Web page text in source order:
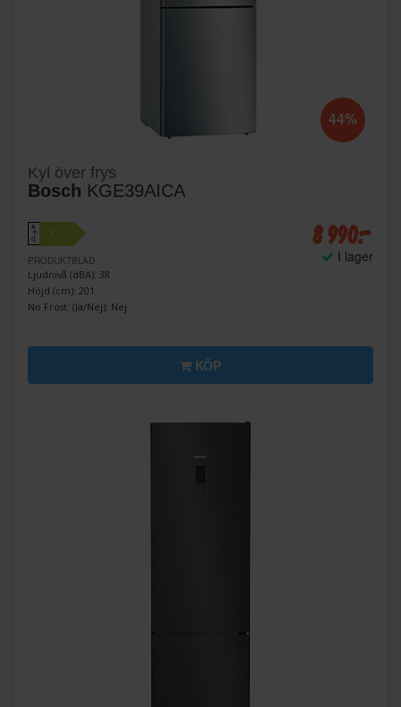
44%
Kyl över frys
Bosch KGE39AICA
A
↑
G
C
PRODUKTBLAD
Ljudnivå (dBA): 38
Höjd (cm): 201
No Frost: (Ja/Nej): Nej
8 990:-
I lager
KÖP